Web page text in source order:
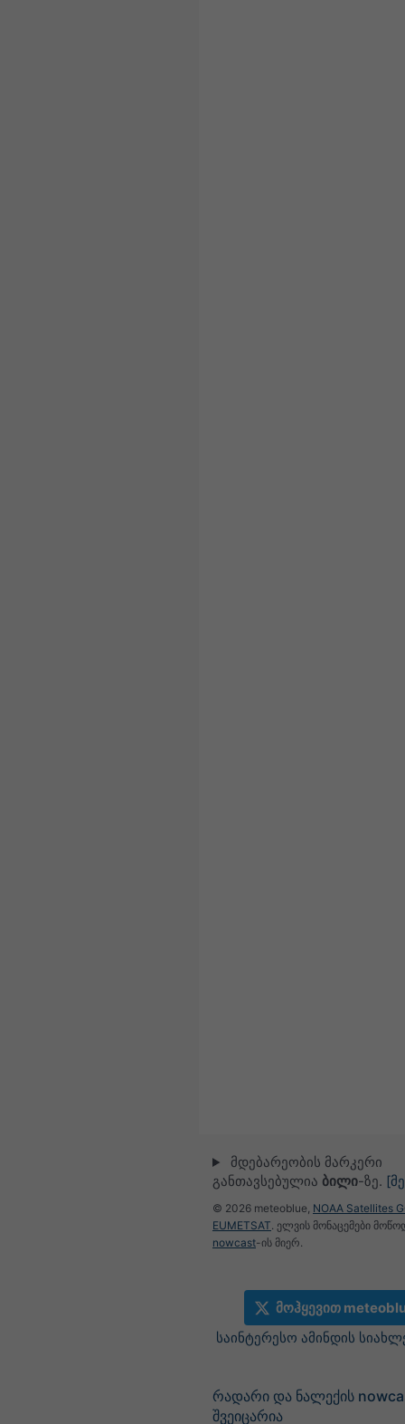
მდებარეობის მარკერი
განთავსებულია ბილი-ზე.
© 2026 meteoblue, NOAA Satellites
EUMETSAT. ელვის მონაცემები
nowcast-ის მიერ.
მოჰყევით
საინტერესო ამინდის
რადარი და ნალექის
შვეიცარია